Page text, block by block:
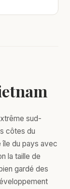
sud-
côtes du
île du pays avec
la taille de
gardé des